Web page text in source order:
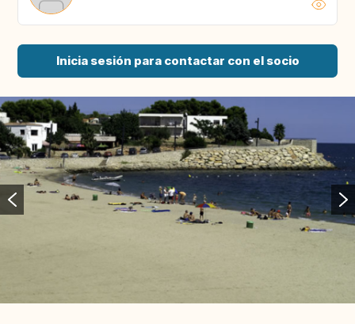
Inicia sesión para contactar con el socio